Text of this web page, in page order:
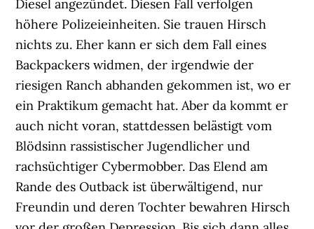
Diesel angezündet. Diesen Fall verfolgen
höhere Polizeieinheiten. Sie trauen Hirsch
nichts zu. Eher kann er sich dem Fall eines
Backpackers widmen, der irgendwie der
riesigen Ranch abhanden gekommen ist, wo er
ein Praktikum gemacht hat. Aber da kommt er
auch nicht voran, stattdessen belästigt vom
Blödsinn rassistischer Jugendlicher und
rachsüchtiger Cybermobber. Das Elend am
Rande des Outback ist überwältigend, nur
Freundin und deren Tochter bewahren Hirsch